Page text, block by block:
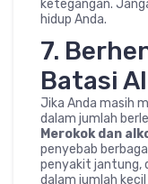
ketegangan.
hidup Anda.
7.
Batasi
Jika Anda masih
dalam jumlah
Merokok dan
penyebab
penyakit jantung,
dalam jumlah